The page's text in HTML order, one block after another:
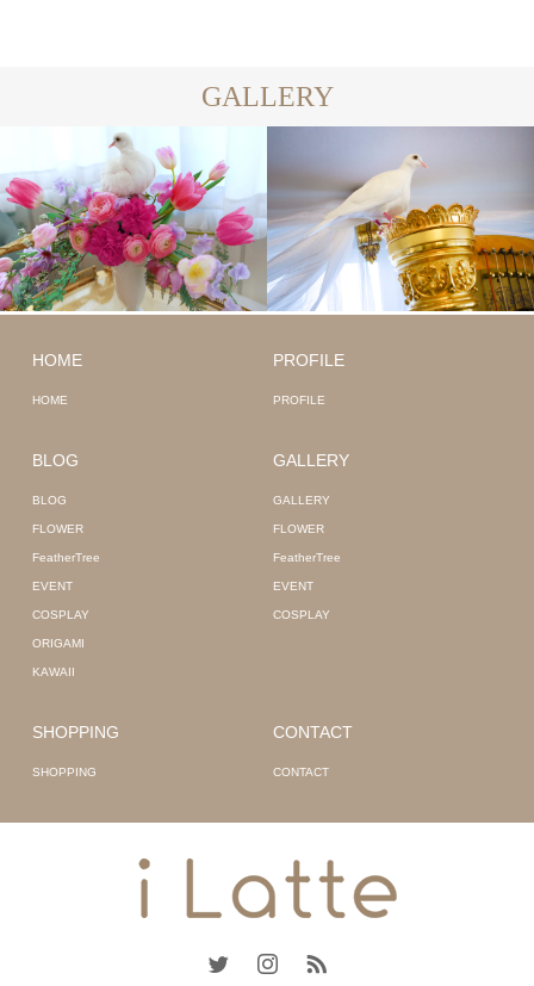
GALLERY
HOME
HOME
PROFILE
PROFILE
BLOG
BLOG
FLOWER
FeatherTree
EVENT
COSPLAY
ORIGAMI
KAWAII
GALLERY
GALLERY
FLOWER
FeatherTree
EVENT
COSPLAY
SHOPPING
SHOPPING
CONTACT
CONTACT